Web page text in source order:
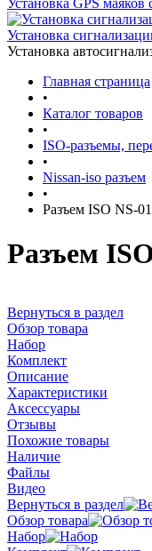
Установка GPS маяков
Установка
Установка
Главная страница
•
Каталог товаров
•
ISO-разъемы,
•
Nissan-iso разъем
•
Разъем ISO NS-01
Разъем
Вернуться в раздел
Обзор товара
Набор
Комплект
Описание
Характеристики
Аксессуары
Отзывы
Похожие товары
Наличие
Файлы
Видео
Вернуться в раздел
Обзор товара
Набор